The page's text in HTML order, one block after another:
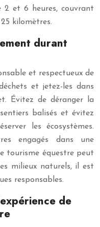
2 et 6 heures, couvrant
kilomètres.
durant
et respectueux de
et jetez-les dans
Évitez de déranger la
balisés et évitez
les écosystèmes.
engagés dans une
tourisme équestre peut
milieux naturels, il est
responsables.
de